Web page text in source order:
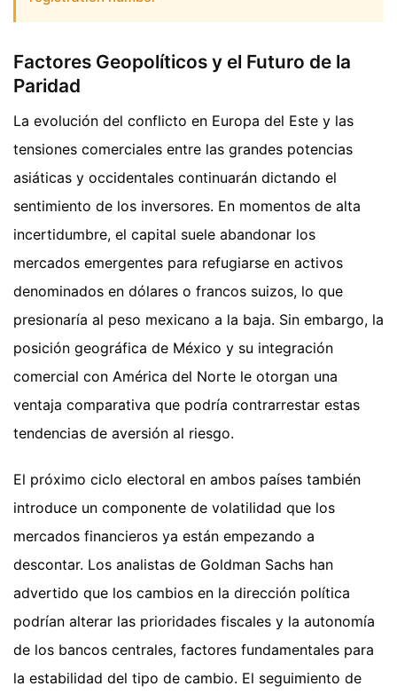
Factores Geopolíticos y el Futuro de la
Paridad
La evolución del conflicto en Europa del Este y las
tensiones comerciales entre las grandes potencias
asiáticas y occidentales continuarán dictando el
sentimiento de los inversores. En momentos de alta
incertidumbre, el capital suele abandonar los
mercados emergentes para refugiarse en activos
denominados en dólares o francos suizos, lo que
presionaría al peso mexicano a la baja. Sin embargo, la
posición geográfica de México y su integración
comercial con América del Norte le otorgan una
ventaja comparativa que podría contrarrestar estas
tendencias de aversión al riesgo.
El próximo ciclo electoral en ambos países también
introduce un componente de volatilidad que los
mercados financieros ya están empezando a
descontar. Los analistas de Goldman Sachs han
advertido que los cambios en la dirección política
podrían alterar las prioridades fiscales y la autonomía
de los bancos centrales, factores fundamentales para
la estabilidad del tipo de cambio. El seguimiento de